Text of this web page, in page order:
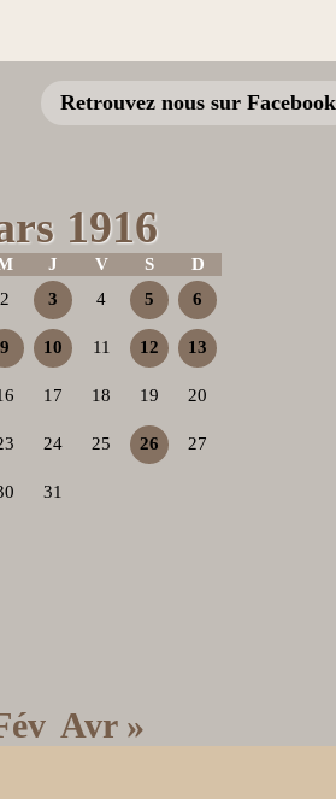
Retrouvez nous sur Facebook
1916
J V S
D
2 3 4 5 6
9 10 11 12 13
17 18 19 20
24 25 26 27
31
Avr »